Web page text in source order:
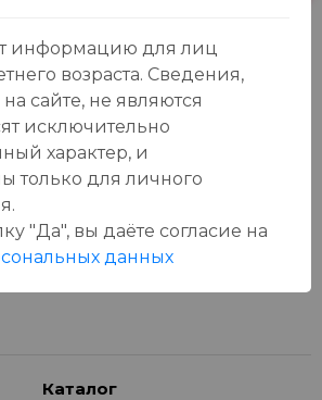
Оставить отзыв
нет отзывов, будьте первым, кто
Каталог
информацию для лиц
возраста. Сведения,
сайте, не являются
исключительно
характер, и
только для личного
"Да", вы даёте cогласие на
данных